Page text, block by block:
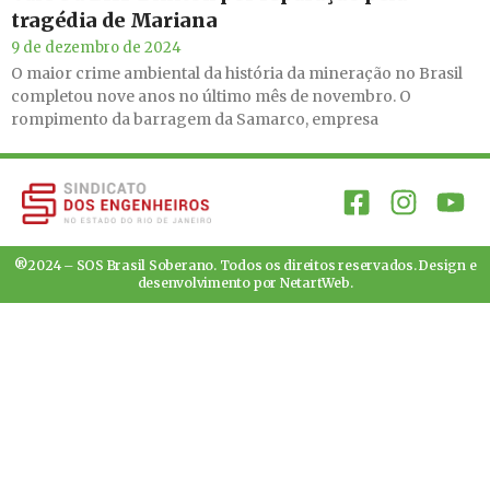
tragédia de Mariana
9 de dezembro de 2024
O maior crime ambiental da história da mineração no Brasil
completou nove anos no último mês de novembro. O
rompimento da barragem da Samarco, empresa
®2024 – SOS Brasil Soberano. Todos os direitos reservados. Design e
desenvolvimento por NetartWeb.